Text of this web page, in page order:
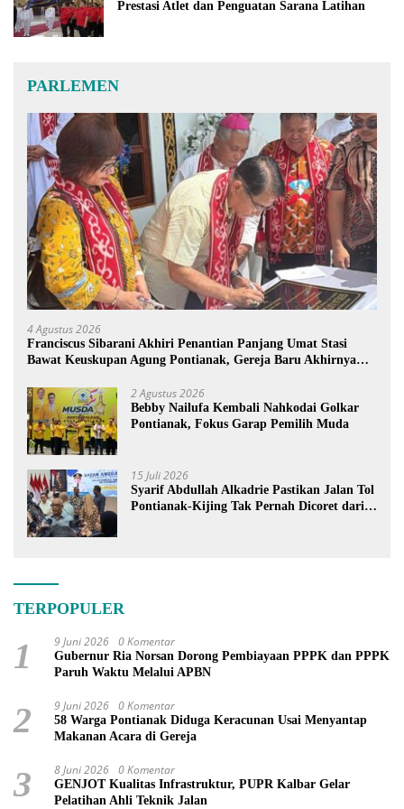
Prestasi Atlet dan Penguatan Sarana Latihan
PARLEMEN
4 Agustus 2026
Franciscus Sibarani Akhiri Penantian Panjang Umat Stasi
Bawat Keuskupan Agung Pontianak, Gereja Baru Akhirnya
2 Agustus 2026
Bebby Nailufa Kembali Nahkodai Golkar
Pontianak, Fokus Garap Pemilih Muda
15 Juli 2026
Syarif Abdullah Alkadrie Pastikan Jalan Tol
Pontianak-Kijing Tak Pernah Dicoret dari
TERPOPULER
1 9 Juni 2026 0 Komentar
Gubernur Ria Norsan Dorong Pembiayaan PPPK dan PPPK
Paruh Waktu Melalui APBN
2 9 Juni 2026 0 Komentar
58 Warga Pontianak Diduga Keracunan Usai Menyantap
Makanan Acara di Gereja
3 8 Juni 2026 0 Komentar
GENJOT Kualitas Infrastruktur, PUPR Kalbar Gelar
Pelatihan Ahli Teknik Jalan